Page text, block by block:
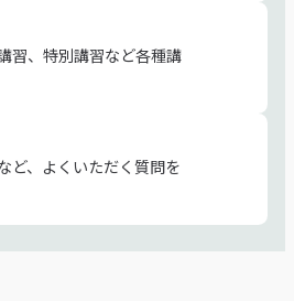
習、特別講習など各種講
ど、よくいただく質問を